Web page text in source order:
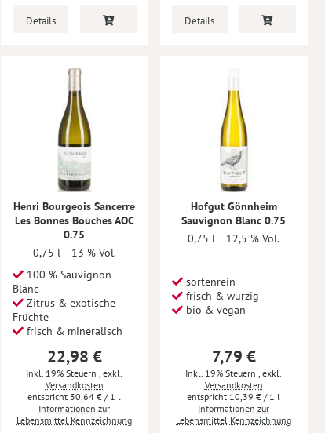
Details Details
Henri Bourgeois Sancerre
Les Bonnes Bouches AOC
0.75
0,75 l
13 % Vol.
100 % Sauvignon
Blanc
Zitrus & exotische
Früchte
frisch & mineralisch
22,98 €
Inkl. 19% Steuern
exkl.
Versandkosten
30,64 € / 1 l
Informationen zur
Lebensmittel Kennzeichnung
Hofgut Gönnheim
Sauvignon Blanc 0.75
0,75 l
12,5 % Vol.
sortenrein
frisch & würzig
bio & vegan
7,79 €
Inkl. 19% Steuern
exkl.
Versandkosten
10,39 € / 1 l
Informationen zur
Lebensmittel Kennzeichnung